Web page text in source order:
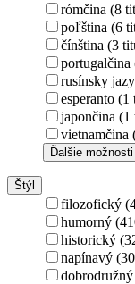
rómčina (8
poľština (6
čínština (3
rusínsky
esperanto (1
japončina (1
vietnamčina
Ďalšie možnosti
Štýl
filozofický
humorný
historický
napínavý